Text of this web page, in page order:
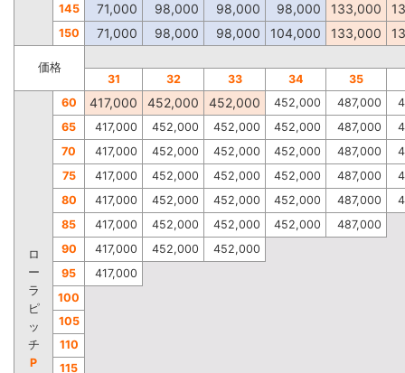
145 71,000 98,000 98,000 98,000 133,000
150 71,000 98,000 98,000 104,000 133,000
価格
31
32 33 34 35
ロ
ー
ラ
ピ
ッ
チ
P
60 417,000 452,000 452,000 452,000 487,000
65
417,000 452,000 452,000 452,000 487,000
70
417,000 452,000 452,000 452,000 487,000
75
417,000 452,000 452,000 452,000 487,000
80
417,000 452,000 452,000 452,000 487,000
85
417,000 452,000 452,000 452,000
487,000
90
417,000 452,000
452,000
95
417,000
100
105
110
115